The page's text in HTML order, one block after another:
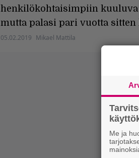
henkilökohtaisimpiin kuuluva
mutta palasi pari vuotta
05.02.2019 Mikael Mattila
Me ja